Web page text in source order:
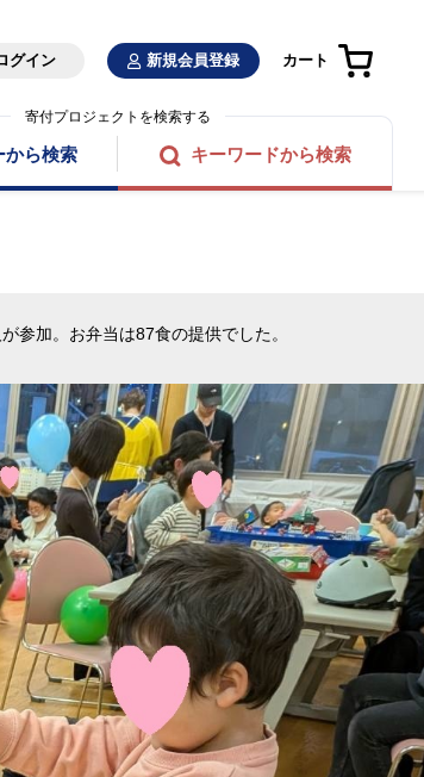
グイン 新規会員登録 カート
寄付プロジェクトを検索する
から検索 キーワードから検索
が参加。お弁当は87食の提供でした。